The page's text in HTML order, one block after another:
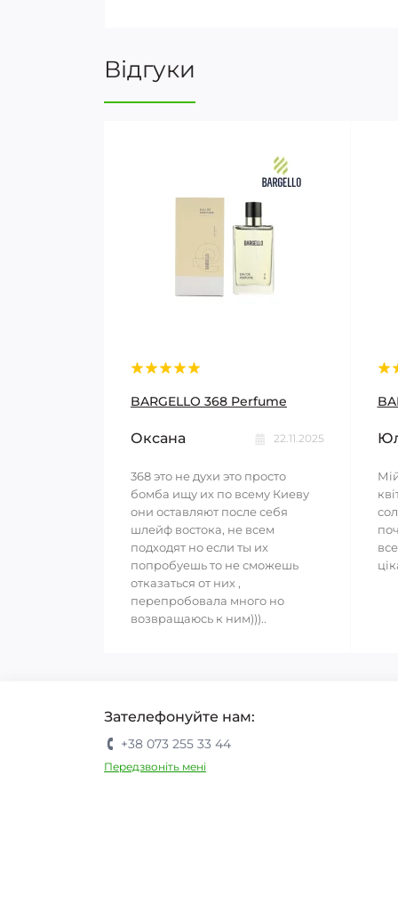
Відгуки
BARGELLO 368 Perfume
Оксана 22.11.2025
368 это не духи это просто
бомба ищу их по всему Киеву
они оставляют после себя
шлейф востока, не всем
подходят но если ты их
попробуешь то не сможешь
отказаться от них ,
перепробовала много но
возвращаюсь к ним)))..
Зателефонуйте нам:
+38 073 255 33 44
Передзвоніть мені